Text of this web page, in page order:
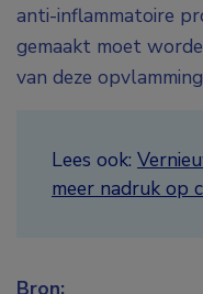
anti-inflammatoire
gemaakt moet
van deze
Lees ook:
meer nadruk op
Bron: